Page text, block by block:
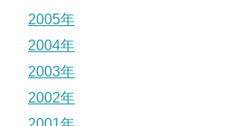
2005年
2004年
2003年
2002年